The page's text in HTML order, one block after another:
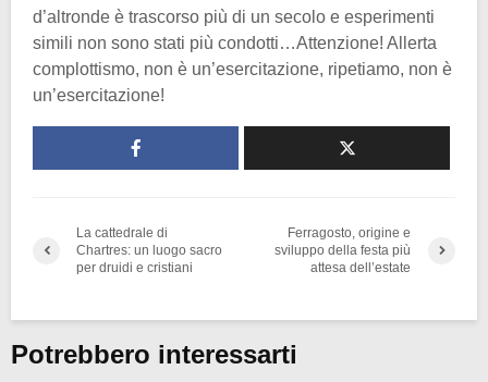
d’altronde è trascorso più di un secolo e esperimenti
simili non sono stati più condotti…Attenzione! Allerta
complottismo, non è un’esercitazione, ripetiamo, non è
un’esercitazione!
La cattedrale di
Chartres: un luogo sacro
per druidi e cristiani
Ferragosto, origine e
sviluppo della festa più
attesa dell’estate
Potrebbero interessarti